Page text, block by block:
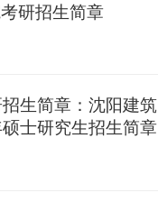
研招生简章
生简章：沈阳建筑
士研究生招生简章